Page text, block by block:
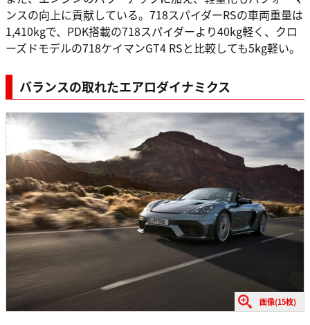
ンスの向上に貢献している。718スパイダーRSの車両重量は
1,410kgで、PDK搭載の718スパイダーより40kg軽く、クロ
ーズドモデルの718ケイマンGT4 RSと比較しても5kg軽い。
バランスの取れたエアロダイナミクス
画像(15枚)